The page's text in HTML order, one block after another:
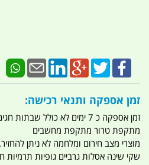
זמן אספקה ותנאי רכישה:
זמן אספקה כ 7 ימים לא כולל
מתקפת טרור מתקפת מחשבים
מוצרי מצב חירום ומלחמה לא ניתן
שקי שינה אסלות גרביים גופיות